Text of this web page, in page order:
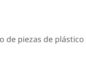
de piezas de